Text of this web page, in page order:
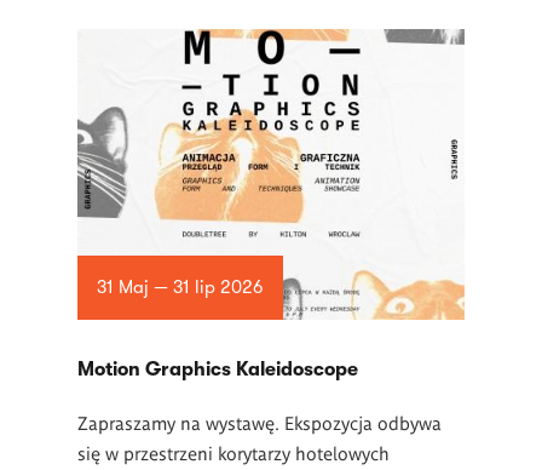
31 Maj — 31 lip 2026
Motion Graphics Kaleidoscope
Zapraszamy na wystawę. Ekspozycja odbywa
się w przestrzeni korytarzy hotelowych